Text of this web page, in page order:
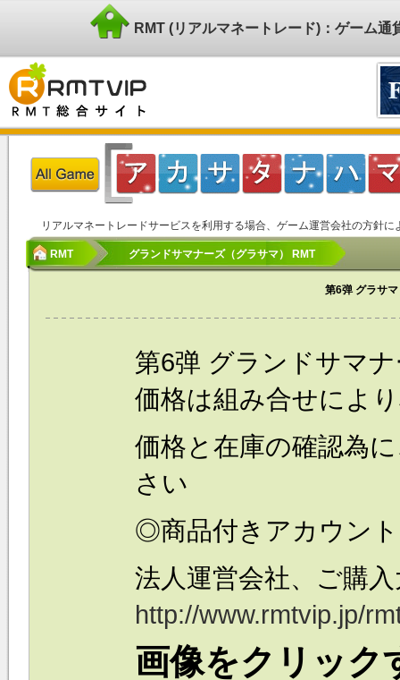
RMT (リアルマネートレード)：ゲーム
リアルマネートレードサービスを利用する場合、ゲーム運営会社の方針
RMT グランドサマナーズ（グラサマ） RMT
第6弹 グラサ
第6弹 グランドサマ
価格は組み合せによ
価格と在庫の確認為
さい
◎商品付きアカウン
法人運営会社、ご購
http://www.rmtvip.jp/
画像をクリック